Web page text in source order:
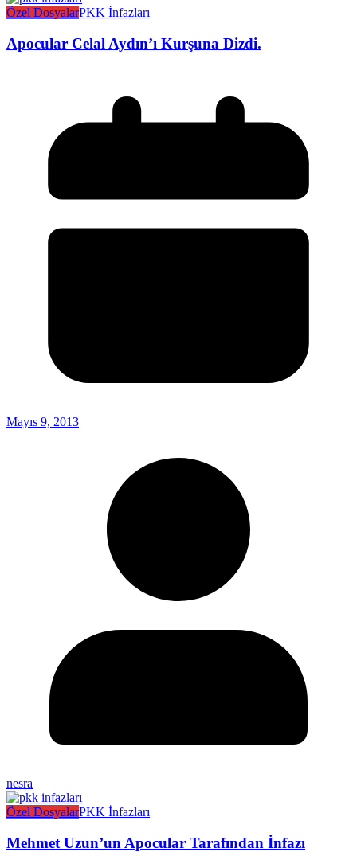
Özel DosyalarPKK İnfazları
Apocular Celal Aydın’ı Kurşuna Dizdi.
Mayıs 9, 2013
nesra
Özel DosyalarPKK İnfazları
Mehmet Uzun’un Apocular Tarafından İnfazı